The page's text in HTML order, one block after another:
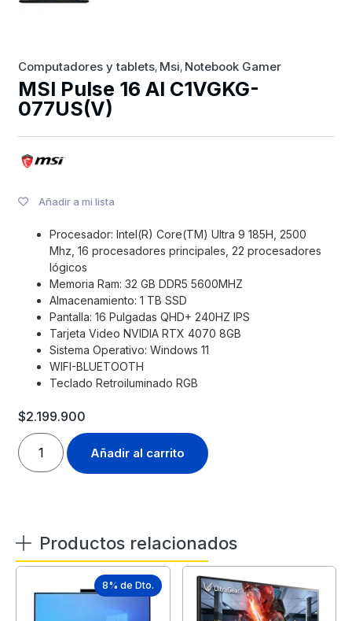
Computadores y tablets, Msi, Notebook Gamer
MSI Pulse 16 AI C1VGKG-
077US(V)
Añadir a mi lista
Procesador: Intel(R) Core(TM) Ultra 9 185H, 2500
Mhz, 16 procesadores principales, 22 procesadores
lógicos
Memoria Ram: 32 GB DDR5 5600MHZ
Almacenamiento: 1 TB SSD
Pantalla: 16 Pulgadas QHD+ 240HZ IPS
Tarjeta Video NVIDIA RTX 4070 8GB
Sistema Operativo: Windows 11
WIFI-BLUETOOTH
Teclado Retroiluminado RGB
$2.199.900
Añadir al carrito
Productos relacionados
8% de Dto.